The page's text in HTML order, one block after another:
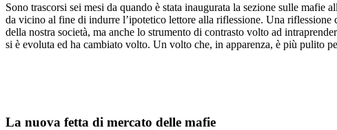
Sono trascorsi sei mesi da quando è stata inaugurata la sezione sulle
da vicino al fine di indurre l’ipotetico lettore alla riflessione. Una
della nostra società, ma anche lo strumento di contrasto volto ad
si è evoluta ed ha cambiato volto. Un volto che, in apparenza, è più pulito
La nuova fetta di mercato delle mafie